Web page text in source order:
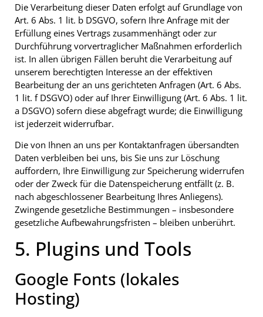
Die Verarbeitung dieser Daten erfolgt auf Grundlage von
Art. 6 Abs. 1 lit. b DSGVO, sofern Ihre Anfrage mit der
Erfüllung eines Vertrags zusammenhängt oder zur
Durchführung vorvertraglicher Maßnahmen erforderlich
ist. In allen übrigen Fällen beruht die Verarbeitung auf
unserem berechtigten Interesse an der effektiven
Bearbeitung der an uns gerichteten Anfragen (Art. 6 Abs.
1 lit. f DSGVO) oder auf Ihrer Einwilligung (Art. 6 Abs. 1 lit.
a DSGVO) sofern diese abgefragt wurde; die Einwilligung
ist jederzeit widerrufbar.
Die von Ihnen an uns per Kontaktanfragen übersandten
Daten verbleiben bei uns, bis Sie uns zur Löschung
auffordern, Ihre Einwilligung zur Speicherung widerrufen
oder der Zweck für die Datenspeicherung entfällt (z. B.
nach abgeschlossener Bearbeitung Ihres Anliegens).
Zwingende gesetzliche Bestimmungen – insbesondere
gesetzliche Aufbewahrungsfristen – bleiben unberührt.
5. Plugins und Tools
Google Fonts (lokales
Hosting)